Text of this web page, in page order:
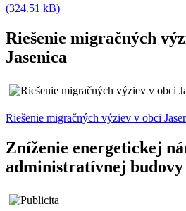
(324.51 kB)
Riešenie migračných
Jasenica
Riešenie migračných výziev v obci
Zníženie energetickej
administratívnej budovy